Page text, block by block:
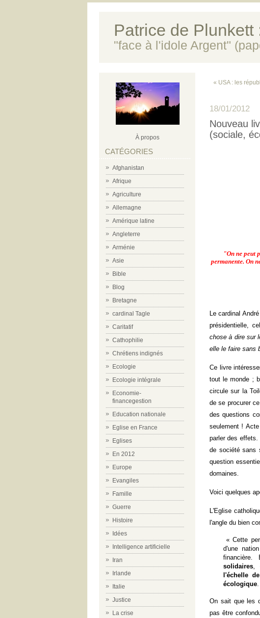
Patrice de Plunkett
"face à l'idole Argent"
À propos
CATÉGORIES
Afghanistan
Afrique
Agriculture
Allemagne
Amérique latine
Angleterre
Arménie
Asie
Bible
Blog
Bretagne
cardinal Tagle
Caritatif
Cathophilie
Chrétiens indignés
Ecologie
Ecologie intégrale
Economie-
financegestion
Education nationale
Eglise en France
Eglises
En 2012
Europe
Evangiles
Famille
Guerre
Histoire
Idées
Intelligence artificielle
Iran
Irlande
Italie
Justice
La crise
« USA : les
18/01/2012
Nouveau
(sociale,
"On ne peut
permanente. On
Le cardinal
présidentielle,
chose à dire sur
elle le faire sans
Ce livre
tout le monde ;
circule sur la
de se procurer
des questions
seulement !
parler des
de société sans
question
domaines.
Voici quelques
L'Eglise
l'angle du bien
« Cette
d'une
financière.
solidaires,
l'échelle
écologique.
On sait que les
pas être